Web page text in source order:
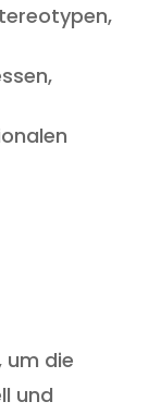
um die
und